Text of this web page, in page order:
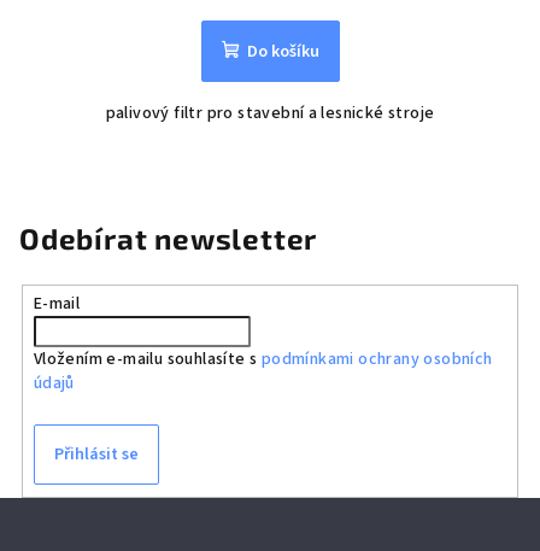
Do košíku
palivový filtr pro stavební a lesnické stroje
Odebírat newsletter
E-mail
Vložením e-mailu souhlasíte s podmínkami ochrany osobních
údajů
Přihlásit se